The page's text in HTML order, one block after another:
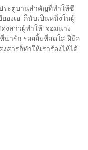
ระตูบานสำคัญที่ทำให้ซี
องเอ’ ก็นับเป็นหนึ่งในผู้
สาวผู้ทำให้ ‘จอมนาง
น่ารัก รอยยิ้มที่สดใส ฝีมือ
ารก็ทำให้เราร้องไห้ได้